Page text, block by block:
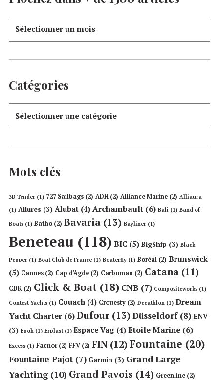
Catégories
Mots clés
3D Tender (1) 727 Sailbags (2) ADH (2) Alliance Marine (2) Alliaura
(1) Allures (3) Alubat (4) Archambault (6) Bali (1) Band of
Boats (1) Batho (2) Bavaria (13) Bayliner (1)
Beneteau (118) BIC (5) BigShip (3) Black
Pepper (1) Boat Club de France (1) Boaterfly (1) Boréal (2) Brunswick
(5) Cannes (2) Cap d'Agde (2) Carboman (2) Catana (11)
CDK (2) Click & Boat (18) CNB (7) Compositeworks (1)
Contest Yachts (1) Couach (4) Crouesty (2) Decathlon (1) Dream
Yacht Charter (6)Dufour (13) Düsseldorf(8) ENV
(3) Epoh (1) Erplast(1) Espace Vag (4) Etoile Marine (6)
Excess (1) Facnor(2) FFV (2) FIN (12) Fountaine (20)
Fountaine Pajot (7) Garmin (3) Grand Large
Yachting(10) Grand Pavois (14) Greenline (2)